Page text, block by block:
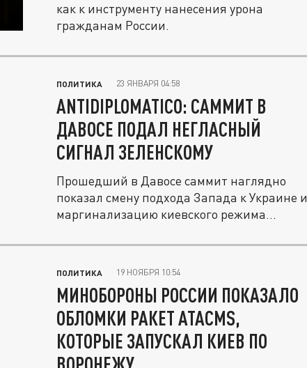
как к инструменту нанесения урона
гражданам России.
ПОЛИТИКА 23 ЯНВАРЯ 04:58
ANTIDIPLOMATICO: САММИТ В
ДАВОСЕ ПОДАЛ НЕГЛАСНЫЙ
СИГНАЛ ЗЕЛЕНСКОМУ
Прошедший в Давосе саммит наглядно
показал смену подхода Запада к Украине и
маргинализацию киевского режима...
ПОЛИТИКА 19 НОЯБРЯ 10:54
МИНОБОРОНЫ РОССИИ ПОКАЗАЛО
ОБЛОМКИ РАКЕТ ATACMS,
КОТОРЫЕ ЗАПУСКАЛ КИЕВ ПО